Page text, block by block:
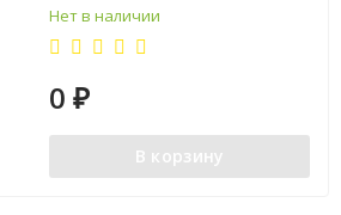
Нет в наличии
0₽
В корзину